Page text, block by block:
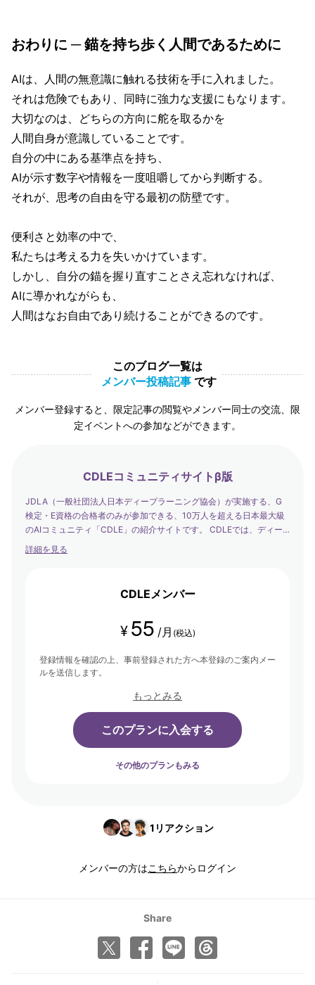
おわりに ─ 錨を持ち歩く人間であるために
AIは、人間の無意識に触れる技術を手に入れました。
それは危険でもあり、同時に強力な支援にもなります。
大切なのは、どちらの方向に舵を取るかを
人間自身が意識していることです。
自分の中にある基準点を持ち、
AIが示す数字や情報を一度咀嚼してから判断する。
それが、思考の自由を守る最初の防壁です。
便利さと効率の中で、
私たちは考える力を失いかけています。
しかし、自分の錨を握り直すことさえ忘れなければ、
AIに導かれながらも、
人間はなお自由であり続けることができるのです。
このブログ一覧は
メンバー投稿記事 です
メンバー登録すると、限定記事の閲覧やメンバー同士の交流、限
定イベントへの参加などができます。
CDLEコミュニティサイトβ版
JDLA（一般社団法人日本ディープラーニング協会）が実施する、G
検定・E資格の合格者のみが参加できる、10万人を超える日本最大級
のAIコミュニティ「CDLE」の紹介サイトです。 CDLEでは、ディー
プラーニングの社会実装の日本代表として、社会を発展させるエバン
詳細を見る
CDLEメンバー
¥ 55 /月 (税込)
登録情報を確認の上、事前登録された方へ本登録のご案内メー
ルを送信します。
もっとみる
このプランに入会する
その他のプランもみる
1 リアクション
メンバーの方はこちらからログイン
Share